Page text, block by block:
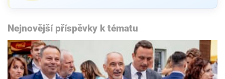
Nejnovější příspěvky k tématu